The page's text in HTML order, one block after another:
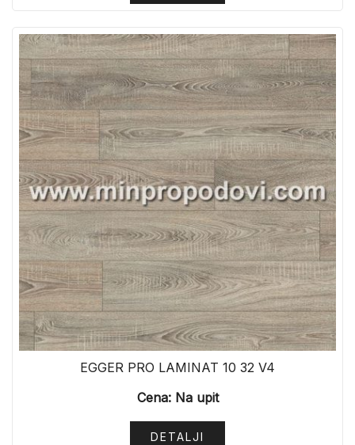
EGGER PRO LAMINAT 10 32 V4
Cena: Na upit
DETALJI